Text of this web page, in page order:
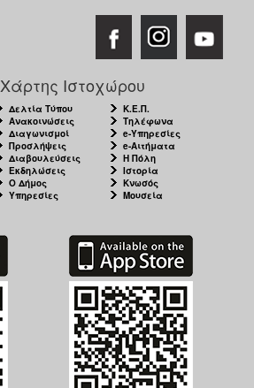
Χάρτης Ιστοχώρου
Δελτία Τύπου
Ανακοινώσεις
Διαγωνισμοί
Προσλήψεις
Διαβουλεύσεις
Εκδηλώσεις
Ο Δήμος
Υπηρεσίες
Κ.Ε.Π.
Τηλέφωνα
e-Υπηρεσίες
e-Αιτήματα
Η Πόλη
Ιστορία
Κνωσός
Μουσεία